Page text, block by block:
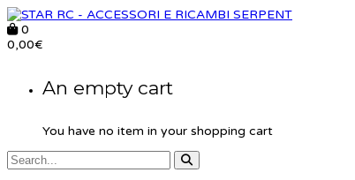
0
0,00€
An empty cart
You have no item in your shopping cart